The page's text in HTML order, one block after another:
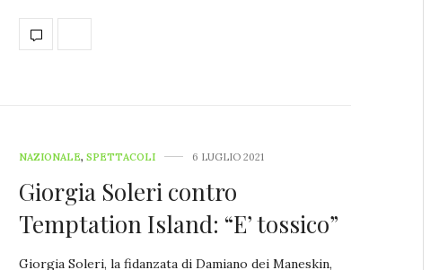
NAZIONALE, SPETTACOLI 6 LUGLIO 2021
Giorgia Soleri contro
Temptation Island: “E’ tossico”
Giorgia Soleri, la fidanzata di Damiano dei Maneskin,